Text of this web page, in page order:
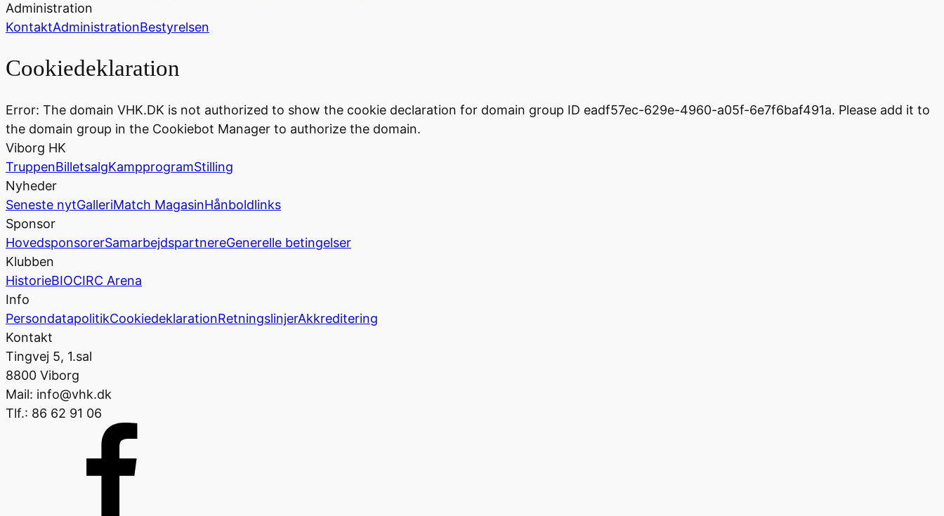
Administration
KontaktAdministrationBestyrelsen
Cookiedeklaration
Error: The domain VHK.DK is not authorized to show the cookie declaration for domain group ID eadf57ec-629e-4960-a05f-6e7f6baf491a. Please add it to
the domain group in the Cookiebot Manager to authorize the domain.
Viborg HK
TruppenBilletsalgKampprogramStilling
Nyheder
Seneste nytGalleriMatch MagasinHånboldlinks
Sponsor
HovedsponsorerSamarbejdspartnereGenerelle betingelser
Klubben
HistorieBIOCIRC Arena
Info
PersondatapolitikCookiedeklarationRetningslinjerAkkreditering
Kontakt
Tingvej 5, 1.sal
8800 Viborg
Mail: info@vhk.dk
Tlf.: 86 62 91 06